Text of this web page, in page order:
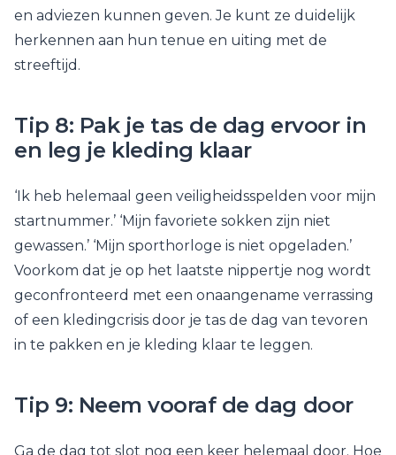
en adviezen kunnen geven. Je kunt ze duidelijk
herkennen aan hun tenue en uiting met de
streeftijd.
Tip 8: Pak je tas de dag ervoor in
en leg je kleding klaar
‘Ik heb helemaal geen veiligheidsspelden voor mijn
startnummer.’ ‘Mijn favoriete sokken zijn niet
gewassen.’ ‘Mijn sporthorloge is niet opgeladen.’
Voorkom dat je op het laatste nippertje nog wordt
geconfronteerd met een onaangename verrassing
of een kledingcrisis door je tas de dag van tevoren
in te pakken en je kleding klaar te leggen.
Tip 9: Neem vooraf de dag door
Ga de dag tot slot nog een keer helemaal door. Hoe